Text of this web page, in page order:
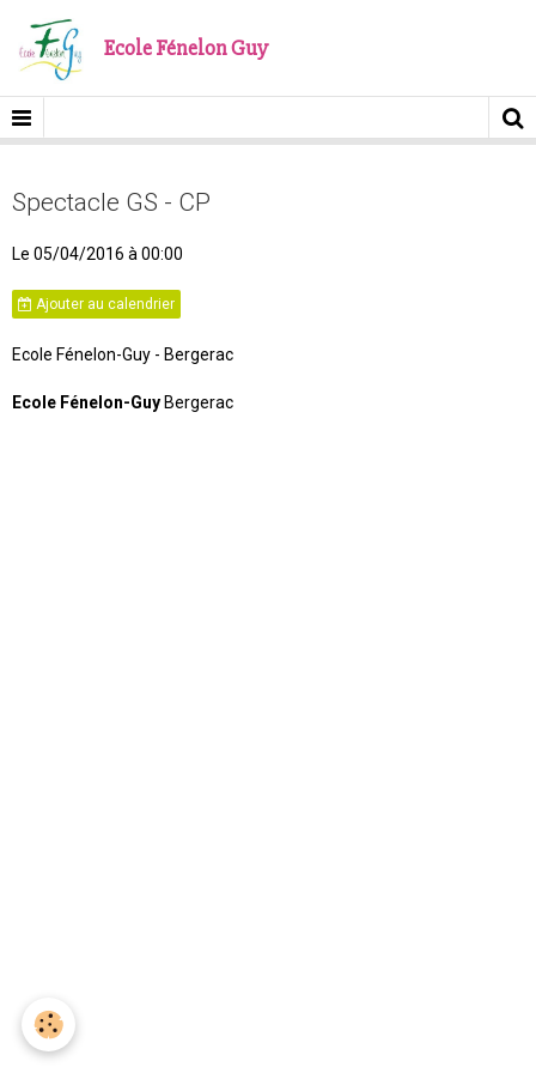
Ecole Fénelon Guy
Spectacle GS - CP
Le 05/04/2016 à 00:00
Ajouter au calendrier
Ecole Fénelon-Guy - Bergerac
Ecole Fénelon-Guy Bergerac